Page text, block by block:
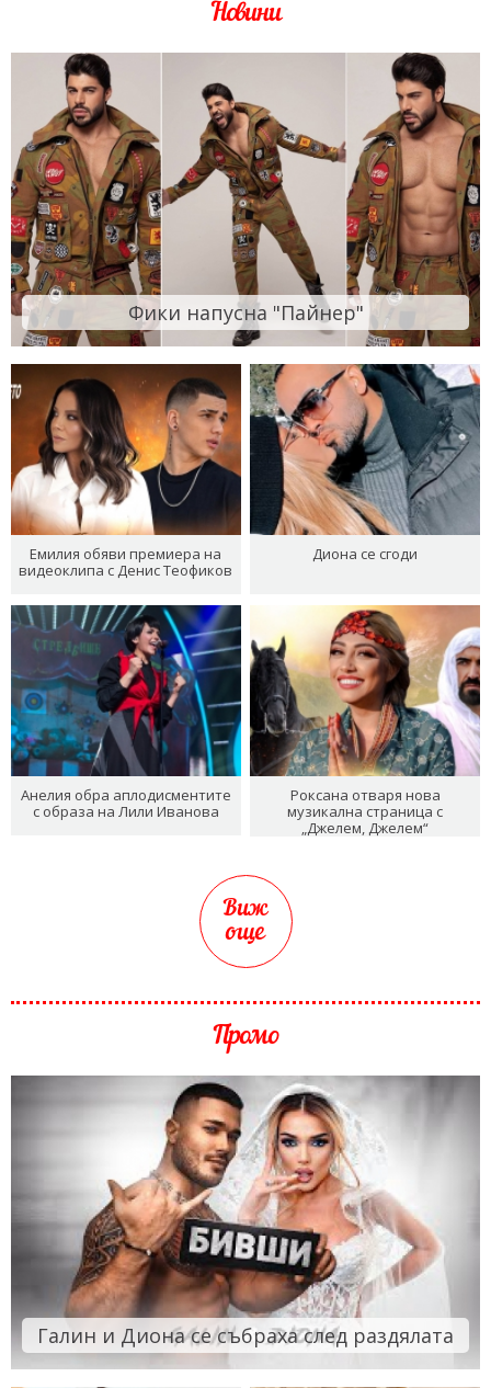
Новини
Фики напусна "Пайнер"
Емилия обяви премиера на
видеоклипа с Денис Теофиков
Диона се сгоди
Анелия обра аплодисментите
с образа на Лили Иванова
Роксана отваря нова
музикална страница с
„Джелем, Джелем“
Виж
още
Промо
Галин и Диона се събраха след раздялата